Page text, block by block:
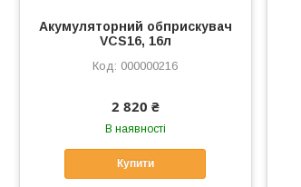
Акумуляторний обприскувач
VCS16, 16л
000000216
2 820 ₴
В наявності
Купити